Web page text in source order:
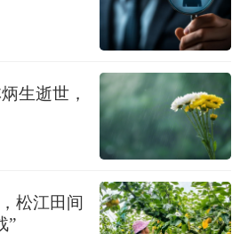
生逝世，
松江田间
”